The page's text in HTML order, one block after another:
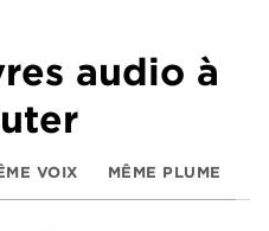
audio à
VOIX MÊME PLUME